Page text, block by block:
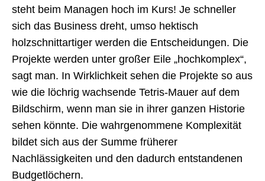
steht beim Managen hoch im Kurs! Je schneller
sich das Business dreht, umso hektisch
holzschnittartiger werden die Entscheidungen. Die
Projekte werden unter großer Eile „hochkomplex“,
sagt man. In Wirklichkeit sehen die Projekte so aus
wie die löchrig wachsende Tetris-Mauer auf dem
Bildschirm, wenn man sie in ihrer ganzen Historie
sehen könnte. Die wahrgenommene Komplexität
bildet sich aus der Summe früherer
Nachlässigkeiten und den dadurch entstandenen
Budgetlöchern.